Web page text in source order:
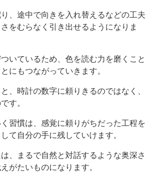
、途中で向きを入れ替えるなどの工夫
をむらなく引き出せるようになりま
いているため、色を読む力を磨くこと
にもつながっていきます。
、時計の数字に頼りきるのではなく、
す。
習慣は、感覚に頼りがちだった工程を
て自分の手に残していけます。
、まるで自然と対話するような奥深さ
がたいものになります。